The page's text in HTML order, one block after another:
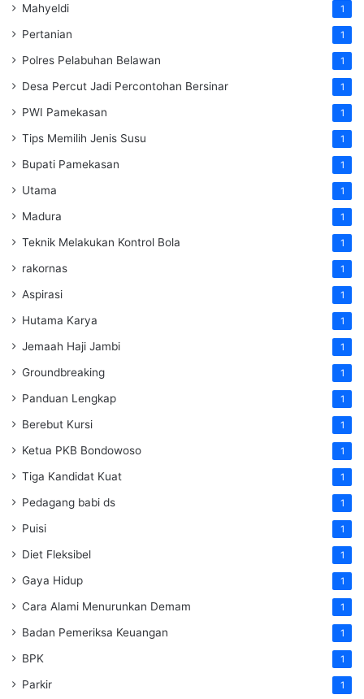
Mahyeldi 1
Pertanian 1
Polres Pelabuhan Belawan 1
Desa Percut Jadi Percontohan Bersinar 1
PWI Pamekasan 1
Tips Memilih Jenis Susu 1
Bupati Pamekasan 1
Utama 1
Madura 1
Teknik Melakukan Kontrol Bola 1
rakornas 1
Aspirasi 1
Hutama Karya 1
Jemaah Haji Jambi 1
Groundbreaking 1
Panduan Lengkap 1
Berebut Kursi 1
Ketua PKB Bondowoso 1
Tiga Kandidat Kuat 1
Pedagang babi ds 1
Puisi 1
Diet Fleksibel 1
Gaya Hidup 1
Cara Alami Menurunkan Demam 1
Badan Pemeriksa Keuangan 1
BPK 1
Parkir 1